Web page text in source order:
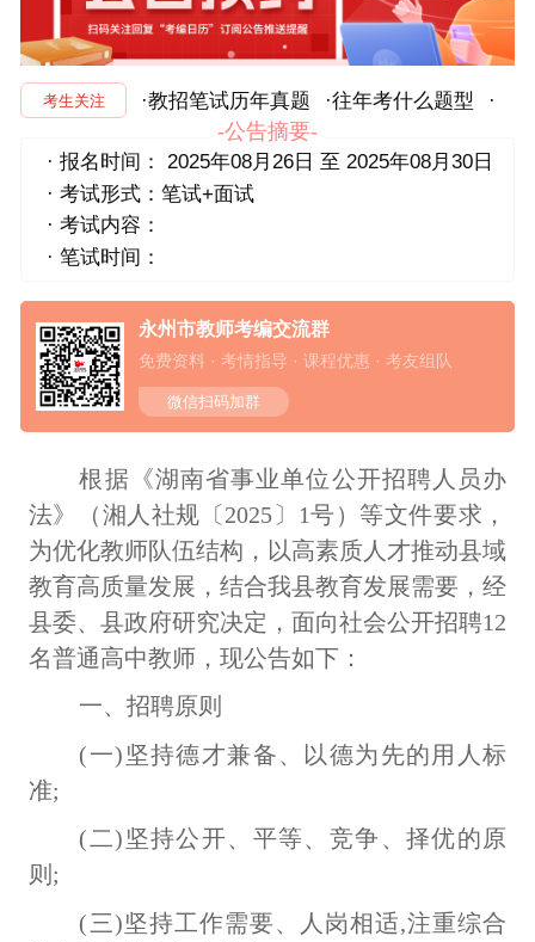
考生关注 ·教招笔试历年真题 ·往年考什么题型 ·
-公告摘要-
· 报名时间： 2025年08月26日 至 2025年08月30日
· 考试形式：笔试+面试
· 考试内容：
· 笔试时间：
永州市教师考编交流群
免费资料 · 考情指导 · 课程优惠 · 考友组队
微信扫码加群
根据《湖南省事业单位公开招聘人员办
法》（湘人社规〔 2025〕1号 ）等文件要求，
为优化教师队伍结构，以高素质人才推动县域
教育高质量发展，结合我县教育发展需要，经
县委、县政府研究决定，面向社会公开招聘12
名普通高中教师，现公告如下：
一、招聘原则
(一)坚持德才兼备、以德为先的用人标
准;
(二)坚持公开、平等、竞争、择优的原
则;
(三)坚持工作需要、人岗相适,注重综合